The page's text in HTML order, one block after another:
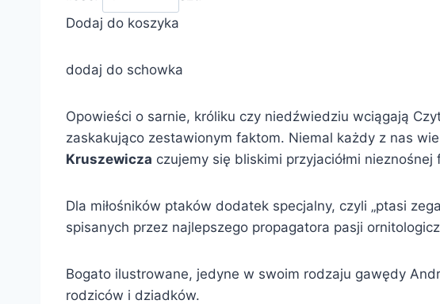
Dodaj do koszyka
dodaj do schowka
Opowieści o sarnie, króliku czy niedźwiedziu wciągają
zaskakująco zestawionym faktom. Niemal każdy z nas
Kruszewicza czujemy się bliskimi przyjaciółmi
Dla miłośników ptaków dodatek specjalny, czyli „ptasi
spisanych przez najlepszego propagatora pasji
Bogato ilustrowane, jedyne w swoim rodzaju gawędy
rodziców i dziadków.